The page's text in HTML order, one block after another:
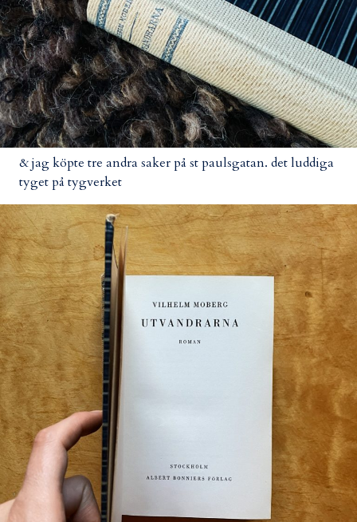
& jag köpte tre andra saker på st paulsgatan. det luddiga
tyget på tygverket